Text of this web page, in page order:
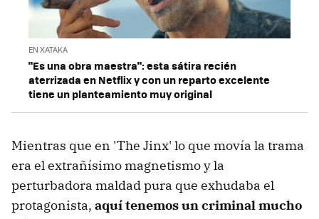
EN XATAKA
"Es una obra maestra": esta sátira recién
aterrizada en Netflix y con un reparto excelente
tiene un planteamiento muy original
Mientras que en 'The Jinx' lo que movía la trama
era el extrañísimo magnetismo y la
perturbadora maldad pura que exhudaba el
protagonista, aquí tenemos un criminal mucho